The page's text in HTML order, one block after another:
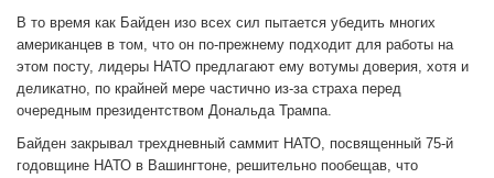
В то время как Байден изо всех сил пытается убедить многих
американцев в том, что он по-прежнему подходит для работы на
этом посту, лидеры НАТО предлагают ему вотумы доверия, хотя и
деликатно, по крайней мере частично из-за страха перед
очередным президентством Дональда Трампа.
Байден закрывал трехдневный саммит НАТО, посвященный 75-й
годовщине НАТО в Вашингтоне, решительно пообещав, что